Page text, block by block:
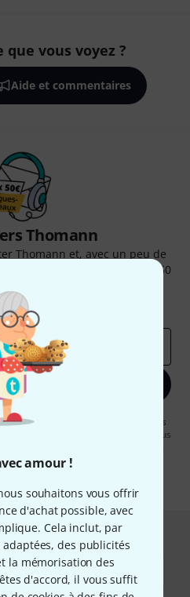
amour !
souhaitons vous offrir
d'achat possible, avec
Cela inclut, par
des publicités
la mémorisation des
d'accord, il vous suffit
que vous voyez ?
Aide et commentaires
Thomann
Thomann et, avec un peu de
d'achat d'une valeur de 50
Deals
maintenant
vous acceptez de recevoir des
est possible à tout moment. Vous
.
sécurité